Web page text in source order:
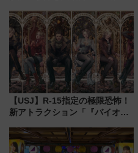
に開催決定
【USJ】R-15指定の極限恐怖！
新アトラクション「『バイオハ
ブ」今秋登場 ―予測不能の恐
怖に泣き叫べ―